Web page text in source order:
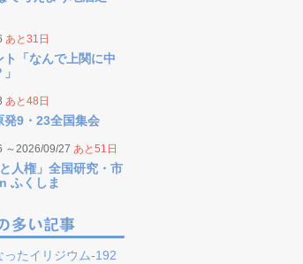
あと31日
ト「なんで上関に中
あと48日
発9・23全国集会
～2026/09/27 あと51日
人権」全国研究・市
ふくしま
ったイリジウム-192